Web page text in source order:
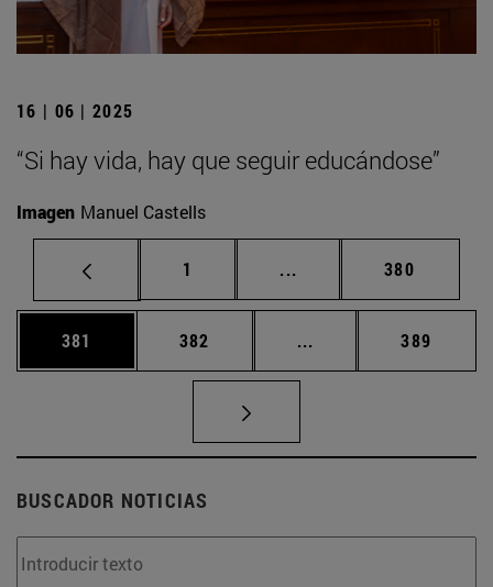
16 | 06 | 2025
“Si hay vida, hay que seguir educándose”
Imagen Manuel Castells
Página
1 ... Páginas intermedias
Página
380
Página
381 Página
382 ... Páginas intermedias
Página
389
BUSCADOR NOTICIAS